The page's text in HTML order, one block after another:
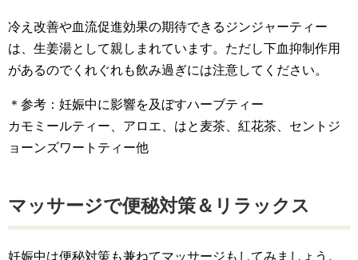
冷え改善や血流促進効果の期待できるジンジャーティー
は、生姜湯として親しまれています。ただし下血抑制作用
があるのでくれぐれも飲み過ぎには注意してください。
＊参考：妊娠中に影響を及ぼすハーブティー
カモミールティー、アロエ、はと麦茶、紅花茶、セントジ
ョーンズワートティー他
マッサージで便秘対策＆リラックス
妊娠中は便秘対策も兼ねてマッサージもしてみましょう。